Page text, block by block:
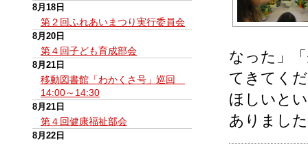
8月18日
第２回ふれあいまつり実行委員会
8月20日
第４回子ども育成部会
8月21日
移動図書館「わかくさ号」巡回
14:00～14:30
8月21日
第４回健康福祉部会
8月22日
なった」
てきてく
ほしいと
ありまし